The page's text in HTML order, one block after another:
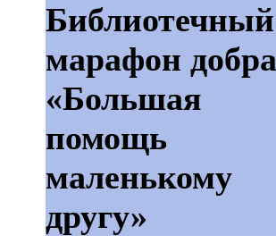
Библиотечный
марафон добра
«Большая
помощь
маленькому
другу»